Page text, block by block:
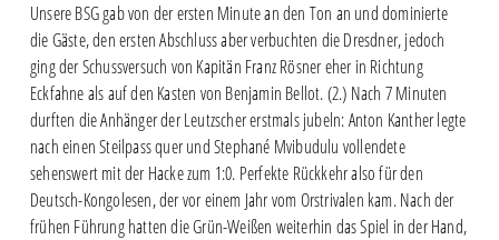
Unsere BSG gab von der ersten Minute an den Ton an und dominierte
die Gäste, den ersten Abschluss aber verbuchten die Dresdner, jedoch
ging der Schussversuch von Kapitän Franz Rösner eher in Richtung
Eckfahne als auf den Kasten von Benjamin Bellot. (2.) Nach 7 Minuten
durften die Anhänger der Leutzscher erstmals jubeln: Anton Kanther legte
nach einen Steilpass quer und Stephané Mvibudulu vollendete
sehenswert mit der Hacke zum 1:0. Perfekte Rückkehr also für den
Deutsch-Kongolesen, der vor einem Jahr vom Orstrivalen kam. Nach der
frühen Führung hatten die Grün-Weißen weiterhin das Spiel in der Hand,